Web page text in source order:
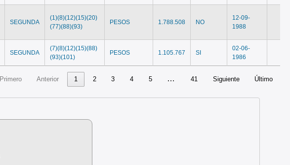
SEGUNDA
(1)(8)(12)(15)(20)
(77)(88)(93)
PESOS 1.788.508 NO
12-09-
1988
SEGUNDA
(7)(8)(12)(15)(88)
(93)(101)
PESOS 1.105.767 SI
02-06-
1986
Primero Anterior 1 2 3 4 5 … 41 Siguiente Último